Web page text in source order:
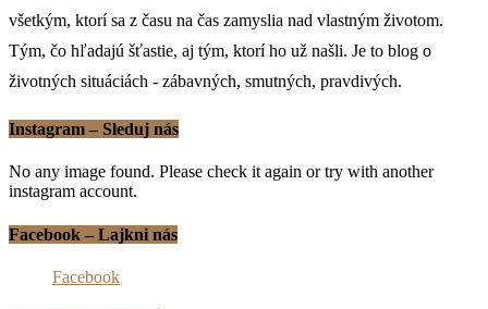
všetkým, ktorí sa z času na čas zamyslia nad vlastným životom.
Tým, čo hľadajú šťastie, aj tým, ktorí ho už našli. Je to blog o
životných situáciách - zábavných, smutných, pravdivých.
Instagram – Sleduj nás
No any image found. Please check it again or try with another
instagram account.
Facebook – Lajkni nás
Facebook